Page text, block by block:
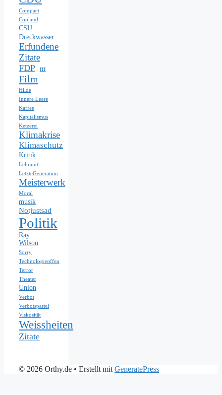
Compact
Copland
CSU
Dreckwasser
Erfundene
Zitate
FDP fff
Film
Hilde
Innere Leere
Kaffee
Kapitalismus
Ketzerei
Klimakrise
Klimaschutz
Kritik
Lehramt
LetzteGeneration
Meisterwerk
Moral
musik
Notjustsad
Politik
Ray
Wilson
Sorry
Technologieoffen
Terror
Theater
Union
Verbot
Verbotspartei
Viskosität
Weissheiten
Zitate
© 2026 Orthy.de • Erstellt mit GeneratePress